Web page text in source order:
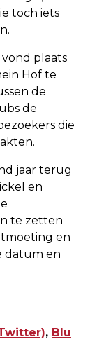
toch iets
plaats
Hof te
de
de
die
jaar terug
en
te zetten
en
datum en
, Blu